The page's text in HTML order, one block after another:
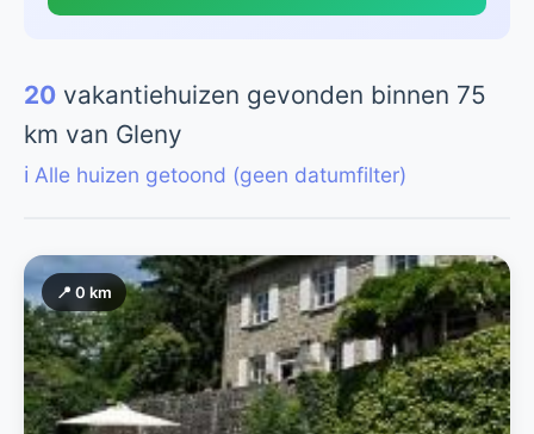
20 vakantiehuizen gevonden binnen 75
km van Gleny
ℹ️ Alle huizen getoond (geen datumfilter)
📍 0 km